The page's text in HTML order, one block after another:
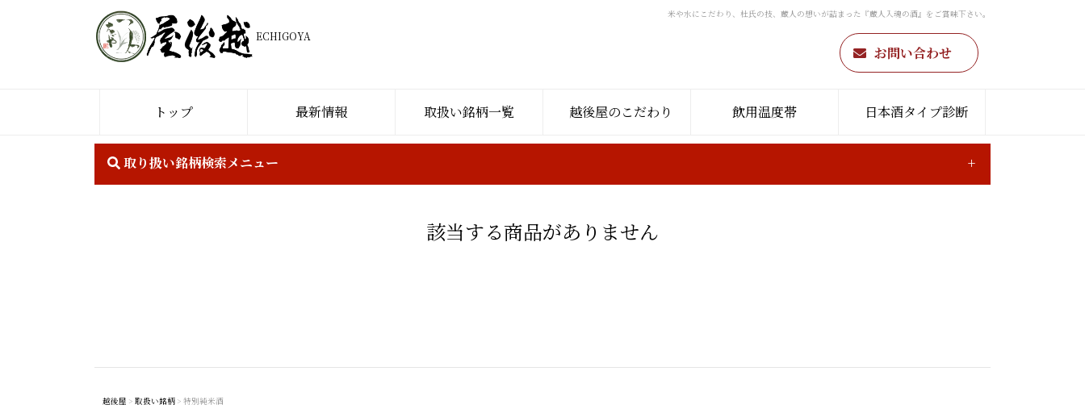
ECHIGOYA
米や水にこだわり、杜氏の技、蔵人の想いが詰まった『蔵人入魂の酒』をご賞味下さい。
お問い合わせ
トップ 最新情報 取扱い銘柄一覧 越後屋のこだわり 飲用温度帯 日本酒タイプ診断
取り扱い銘柄検索メニュー
該当する商品がありません
越後屋 > 取扱い銘柄 > 特別純米酒